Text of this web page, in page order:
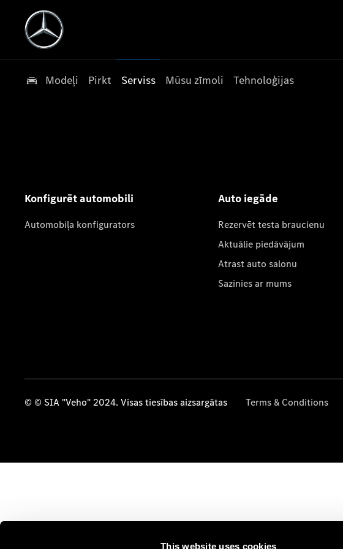
This website uses cookies
Modeļi Pirkt Serviss Mūsu zīmoli Tehnoloģijas
Konfigurēt automobili
Automobiļa konfigurators
Auto iegāde
Rezervēt testa braucienu
Aktuālie piedāvājum
Atrast auto salonu
Sazinies ar mums
© © SIA "Veho" 2024. Visas tiesības aizsargātas Terms & Conditions